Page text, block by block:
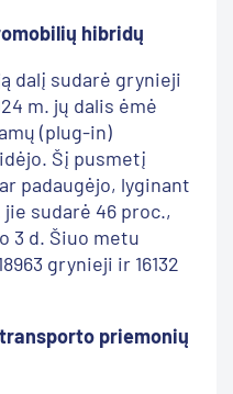
hibridų
dalį sudarė grynieji
m. jų dalis ėmė
(plug-in)
Šį pusmetį
padaugėjo, lyginant
sudarė 46 proc.,
3 d. Šiuo metu
grynieji ir 16132
priemonių